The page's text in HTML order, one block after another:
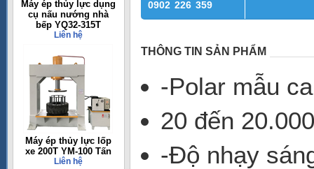
Máy ép thủy lực dụng
cụ nấu nướng nhà
bếp YQ32-315T
Liên hệ
Máy ép thủy lực lốp
xe 200T YM-100 Tấn
Liên hệ
0902 226 359
THÔNG TIN SẢN PHẨM
-Polar mẫu
20 đến
-Độ nhạy